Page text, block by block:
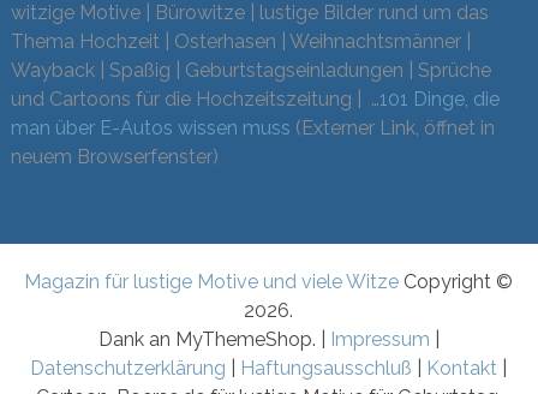
witzige Motive | Bürowitze | lustige Bilder rund um das
Thema Hochzeit | Osterhasen | Weihnachtsmänner |
Wayback | Spaßig | Geburtstagseinladungen | Sprüche
und Cartoons für die Hochzeitszeitung | …101 Dinge, die
man über E-Autos wissen muss (Externer Link, öffnet in
neuem Browserfenster)
Magazin für lustige Motive und viele Witze Copyright ©
2026.
Dank an MyThemeShop. |
Impressum
Datenschutzerklärung
Haftungsausschluß Kontakt